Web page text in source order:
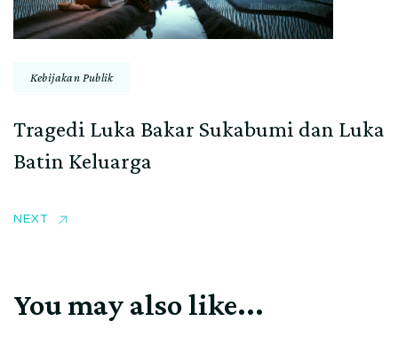
Kebijakan Publik
Tragedi Luka Bakar Sukabumi dan Luka
Batin Keluarga
NEXT
You may also like...